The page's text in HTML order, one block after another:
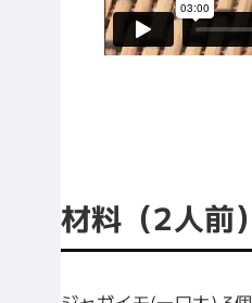
材料（2人前）